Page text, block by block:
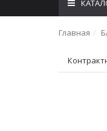
Главная